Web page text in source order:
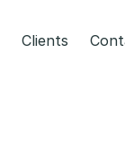
Clients